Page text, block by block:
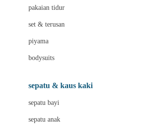
Beauty Barn
Bio Oil
Biolane
pakaian tidur
set & terusan
piyama
bodysuits
sepatu & kaus kaki
sepatu bayi
sepatu anak